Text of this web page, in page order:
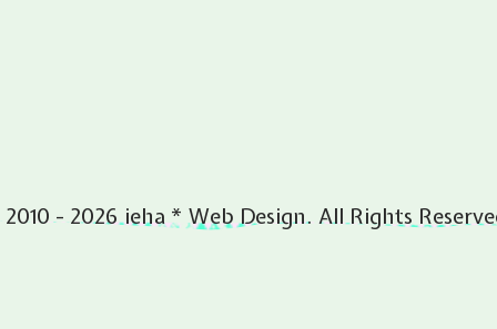
- 2026 ieha * Web Design. All Rights